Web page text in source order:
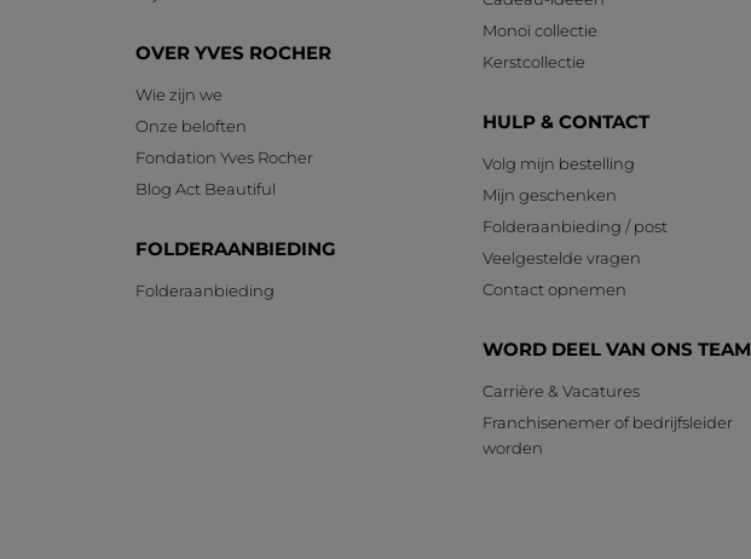
OVER YVES ROCHER
Wie zijn we
Onze beloften
Fondation Yves Rocher
Blog Act Beautiful
FOLDERAANBIEDING
Folderaanbieding
Monoï collectie
Kerstcollectie
HULP & CONTACT
Volg mijn bestelling
Mijn geschenken
Folderaanbieding / post
Veelgestelde vragen
Contact opnemen
WORD DEEL VAN ONS TEAM
Carrière & Vacatures
Franchisenemer of bedrijfsleider
worden